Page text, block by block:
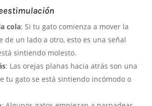
cola: Si tu gato comienza a mover la
de un lado a otro, esto es una señal
sintiendo molesto.
: Las orejas planas hacia atrás son una
tu gato se está sintiendo incómodo o